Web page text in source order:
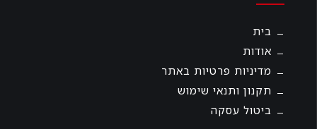
בית
אודות
מדיניות פרטיות באתר
תקנון ותנאי שימוש
ביטול עסקה